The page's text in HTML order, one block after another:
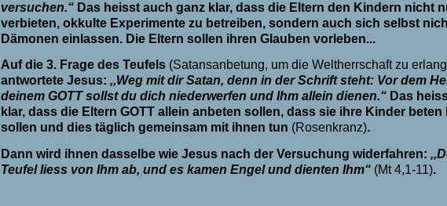
versuchen.“ Das heisst auch ganz klar, dass die Eltern den Kindern nicht
verbieten, okkulte Experimente zu betreiben, sondern auch sich selbst
Dämonen einlassen. Die Eltern sollen ihren Glauben vorleben...
Auf die 3. Frage des Teufels (Satansanbetung, um die Weltherrschaft zu
antwortete Jesus: ,,Weg mit dir Satan, denn in der Schrift steht: Vor dem
deinem GOTT sollst du dich niederwerfen und Ihm allein dienen.“ Das
klar, dass die Eltern GOTT allein anbeten sollen, dass sie ihre Kinder beten
sollen und dies täglich gemeinsam mit ihnen tun (Rosenkranz).
Dann wird ihnen dasselbe wie Jesus nach der Versuchung widerfahren:
Teufel liess von Ihm ab, und es kamen Engel und dienten Ihm“ (Mt 4,1-11).